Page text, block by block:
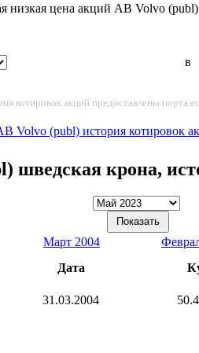
цена акций AB Volvo
в
котировок акций предоставлены
Volvo (publ) история котировок
шведская крона,
Март 2004
Дата
31.03.2004